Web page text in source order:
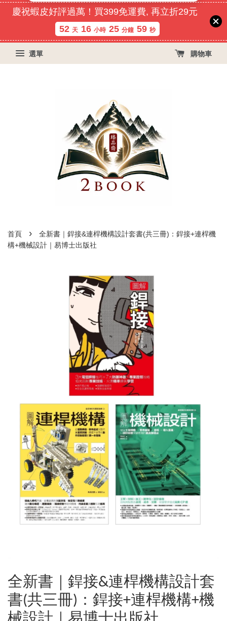
慶祝蝦皮好評過萬！買399免運費, 再立折29元
52 天 16 小時 25 分鐘 59 秒
選單 購物車
首頁 ›
全新書｜銲接&連桿機構設計套書(共三冊)：銲接+連桿機
構+機械設計｜易博士出版社
全新書｜銲接&連桿機構設計套
書(共三冊)：銲接+連桿機構+機